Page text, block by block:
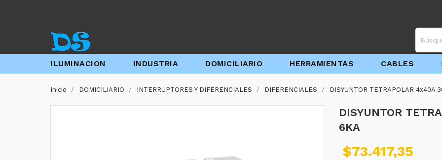
ILUMINACION INDUSTRIA DOMICILIARIO HERRAMIENTAS CABLES
Inicio DOMICILIARIO INTERRUPTORES Y DIFERENCIALES DIFERENCIALES DISYUNTOR TETRAPOLAR 4x40A
DISYUNTOR
6KA
$73.417,35